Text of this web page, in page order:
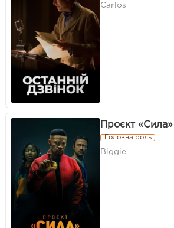
Carlos
Проєкт «Сила»
Головна роль
Biggie